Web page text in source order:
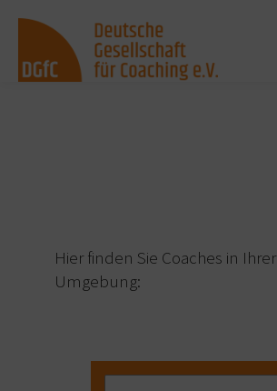
Hier finden Sie Coaches in Ihrer
Umgebung: